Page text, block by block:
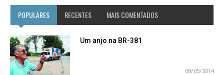
POPULARES RECENTES MAIS COMENTADOS
Um anjo na BR-381
08/05/2014